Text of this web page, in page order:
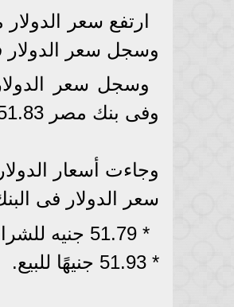
وسجل سعر الدولار فى البنك
وفى بنك مصر 51.83 جنيه للشراء 51.93 جنيه للبيع.
وجاءت أسعار
سعر الدولار فى
* 51.79 جنيه للشراء.
* 51.93 جنيهًا للبيع.